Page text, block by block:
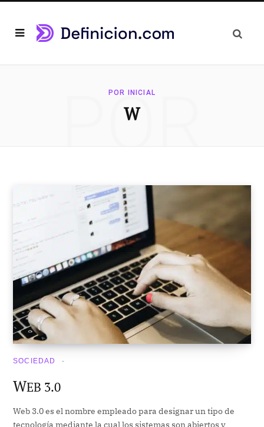
POR INICIAL
W
POR
INICIAL
SOCIEDAD
WEB 3.0
Web 3.0 es el nombre empleado para designar un tipo de
tecnología mediante la cual los sistemas son abiertos y